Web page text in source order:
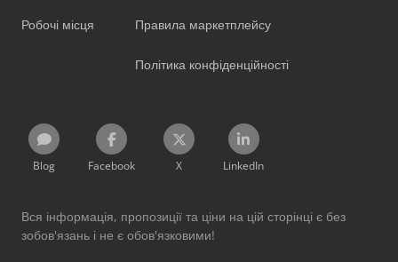
Робочі місця Правила маркетплейсу
Політика конфіденційності
Blog Facebook X LinkedIn
Вся інформація, пропозиції та ціни на цій сторінці є без
зобов'язань і не є обов'язковими!